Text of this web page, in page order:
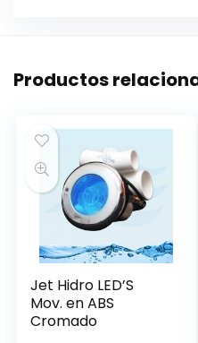
Productos
Jet Hidro LED’S
Mov. en ABS
Cromado